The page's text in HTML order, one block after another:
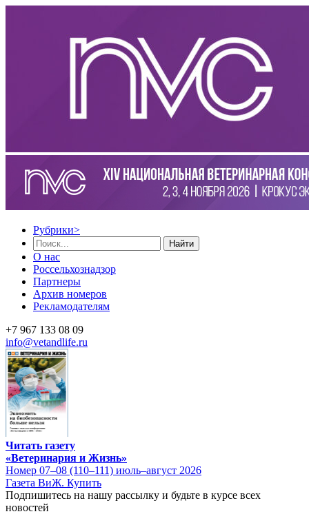
Рубрики>
Найти
О нас
Россельхознадзор
Партнеры
Архив номеров
Рекламодателям
+7 967 133 08 09
info@vetandlife.ru
Читать газету
«Ветеринария и Жизнь»
Номер 07–08 (110–111) июль–август 2026
Газета ВиЖ. Купить
Подпишитесь на нашу рассылку и будьте в курсе всех
новостей